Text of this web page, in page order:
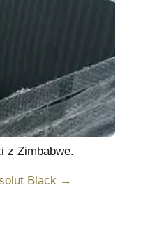
z Zimbabwe.
Black →